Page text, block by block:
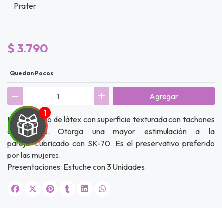
Prater
$ 3.790
Quedan Pocos
Agregar
Preservativo de látex con superficie texturada con tachones
en relieve. Otorga una mayor estimulación a la
pareja. Lubricado con SK-70. Es el preservativo preferido
por las mujeres.
Presentaciones: Estuche con 3 Unidades.